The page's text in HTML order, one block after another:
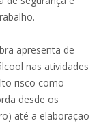
apresenta de
nas atividades
risco como
desde os
até a elaboração